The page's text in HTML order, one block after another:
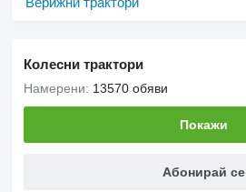
Колесни трактори
Намерени: 13570 обяви
Покажи
Абонирай се